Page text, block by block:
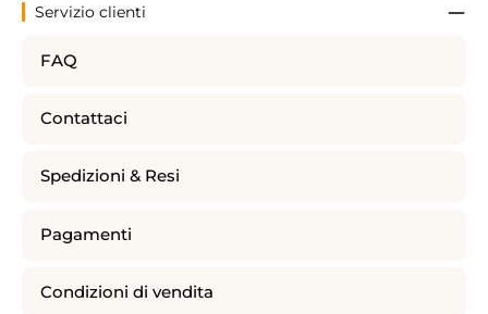
Servizio clienti
FAQ
Contattaci
Spedizioni & Resi
Pagamenti
Condizioni di vendita